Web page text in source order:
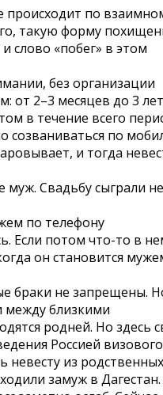
происходит по
такую форму
слово «побег» в этом
без организации
от 2–3 месяцев до 3
в течение всего
созваниваться по
и тогда
Свадьбу сыграли не
по телефону
Если потом что-то в
он становится
браки не запрещены.
между близкими
родней. Но здесь
Россией визового
из родственных
замуж в